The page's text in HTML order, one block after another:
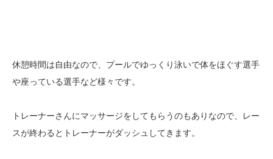
休憩時間は自由なので、プールでゆっくり泳いで体をほぐす選手
や座っている選手など様々です。
トレーナーさんにマッサージをしてもらうのもありなので、レー
スが終わるとトレーナーがダッシュしてきます。